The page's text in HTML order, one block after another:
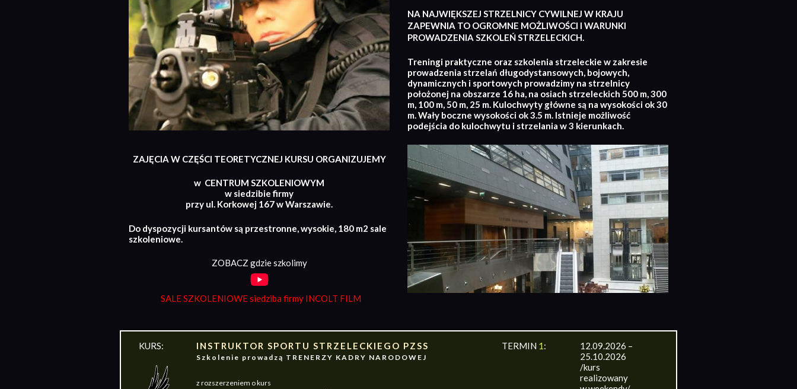
NA NAJWIĘKSZEJ STRZELNICY CYWILNEJ W KRAJU
ZAPEWNIA TO OGROMNE MOŻLIWOŚCI I WARUNKI
PROWADZENIA SZKOLEŃ STRZELECKICH.
Treningi praktyczne oraz szkolenia strzeleckie w zakresie
prowadzenia strzelań długodystansowych, bojowych,
dynamicznych i sportowych prowadzimy na strzelnicy
położonej na obszarze 16 ha, na osiach strzeleckich 500 m, 300
m, 100 m, 50 m, 25 m. Kulochwyty główne są na wysokości ok 30
m. Wały boczne wysokości ok 3.5 m. Istnieje możliwość
podejścia do kulochwytu i strzelania w 3 kierunkach.
ZAJĘCIA W CZĘŚCI TEORETYCZNEJ KURSU ORGANIZUJEMY
w CENTRUM SZKOLENIOWYM
w siedzibie firmy
przy ul. Korkowej 167 w Warszawie.
Do dyspozycji kursantów są przestronne, wysokie, 180 m2 sale
szkoleniowe.
ZOBACZ gdzie szkolimy
SALE SZKOLENIOWE siedziba firmy INCOLT FILM
KURS: INSTRUKTOR SPORTU STRZELECKIEGO PZSS
Szkolenie prowadzą TRENERZY KADRY NARODOWEJ
z rozszerzeniem o kurs
TERMIN 1:
12.09.2026 –
25.10.2026
/kurs
realizowany